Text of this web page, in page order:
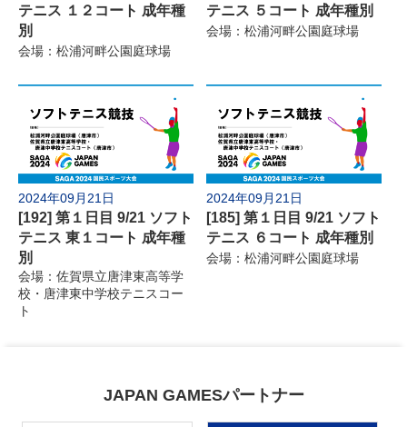
テニス １２コート 成年種
別
会場：松浦河畔公園庭球場
テニス ５コート 成年種別
会場：松浦河畔公園庭球場
2024年09月21日
[192] 第１日目 9/21 ソフト
テニス 東１コート 成年種
別
会場：佐賀県立唐津東高等学
校・唐津東中学校テニスコー
ト
2024年09月21日
[185] 第１日目 9/21 ソフト
テニス ６コート 成年種別
会場：松浦河畔公園庭球場
JAPAN GAMESパートナー